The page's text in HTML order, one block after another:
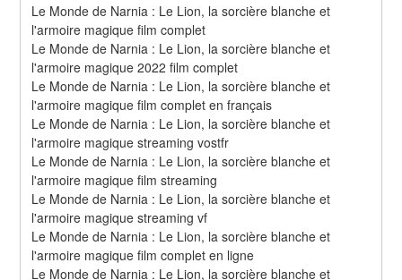
Le Monde de Narnia : Le Lion, la sorcière blanche et
l'armoire magique film complet
Le Monde de Narnia : Le Lion, la sorcière blanche et
l'armoire magique 2022 film complet
Le Monde de Narnia : Le Lion, la sorcière blanche et
l'armoire magique film complet en français
Le Monde de Narnia : Le Lion, la sorcière blanche et
l'armoire magique streaming vostfr
Le Monde de Narnia : Le Lion, la sorcière blanche et
l'armoire magique film streaming
Le Monde de Narnia : Le Lion, la sorcière blanche et
l'armoire magique streaming vf
Le Monde de Narnia : Le Lion, la sorcière blanche et
l'armoire magique film complet en ligne
Le Monde de Narnia : Le Lion, la sorcière blanche et